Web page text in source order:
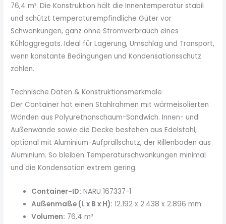
76,4 m³. Die Konstruktion hält die Innentemperatur stabil
und schützt temperaturempfindliche Güter vor
Schwankungen, ganz ohne Stromverbrauch eines
Kühlaggregats. Ideal für Lagerung, Umschlag und Transport,
wenn konstante Bedingungen und Kondensationsschutz
zählen.
Technische Daten & Konstruktionsmerkmale
Der Container hat einen Stahlrahmen mit wärmeisolierten
Wänden aus Polyurethanschaum-Sandwich. Innen- und
Außenwände sowie die Decke bestehen aus Edelstahl,
optional mit Aluminium-Aufprallschutz, der Rillenboden aus
Aluminium. So bleiben Temperaturschwankungen minimal
und die Kondensation extrem gering.
Container-ID: NARU 167337-1
Außenmaße (L x B x H): 12.192 x 2.438 x 2.896 mm
Volumen: 76,4 m³